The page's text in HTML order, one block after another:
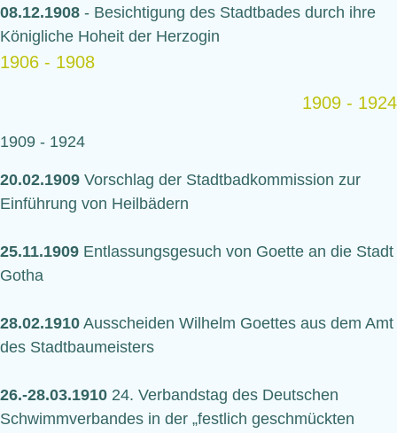
08.12.1908 - Besichtigung des Stadtbades durch ihre
Königliche Hoheit der Herzogin
1906 - 1908
1909 - 1924
1909 - 1924
20.02.1909 Vorschlag der Stadtbadkommission zur
Einführung von Heilbädern
25.11.1909 Entlassungsgesuch von Goette an die Stadt
Gotha
28.02.1910 Ausscheiden Wilhelm Goettes aus dem Amt
des Stadtbaumeisters
26.-28.03.1910 24. Verbandstag des Deutschen
Schwimmverbandes in der „festlich geschmückten